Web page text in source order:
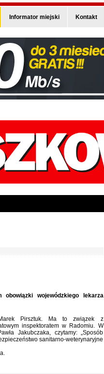
Informator miejski Kontakt
obowiązki wojewódzkiego lekarza
Pirsztuk. Ma to związek z
inspektoratem w Radomiu. W
Jakubczaka, czytamy: „Sposób
sanitarno-weterynaryjne